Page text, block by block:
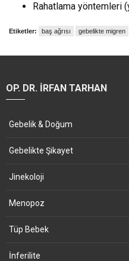
Rahatlama yöntemleri
Etiketler: baş ağrısı gebelikte migren
OP. DR. İRFAN TARHAN
Gebelik & Doğum
Gebelikte Şikayet
Jinekoloji
Menopoz
Tüp Bebek
İnferilite